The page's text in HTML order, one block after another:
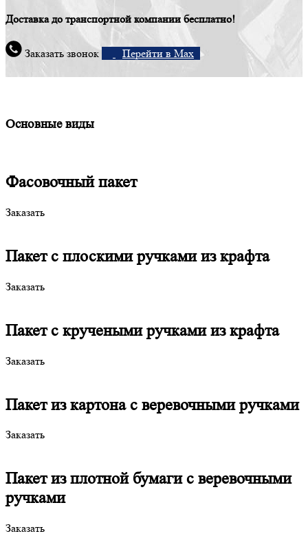
Доставка до транспортной компании бесплатно!
Заказать звонок Перейти в Max
Основные виды
Фасовочный пакет
Заказать
Пакет с плоскими ручками из крафта
Заказать
Пакет с кручеными ручками из крафта
Заказать
Пакет из картона с веревочными ручками
Заказать
Пакет из плотной бумаги с веревочными
ручками
Заказать